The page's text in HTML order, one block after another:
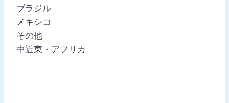
ブラジル
メキシコ
その他
中近東・アフリカ